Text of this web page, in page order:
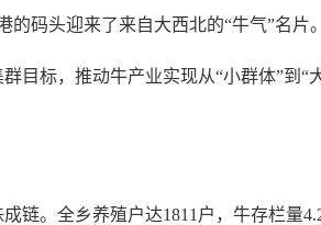
头迎来了来自大西北的“牛气”名片。
，推动牛产业实现从“小群体”到“
。全乡养殖户达1811户，牛存栏量